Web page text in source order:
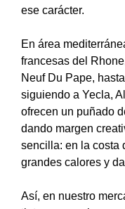
ese carácter.
En área
francesas del
Neuf Du Pape,
siguiendo a Yecla,
ofrecen un puñado
dando margen
sencilla: en la costa
grandes calores y
Así, en nuestro